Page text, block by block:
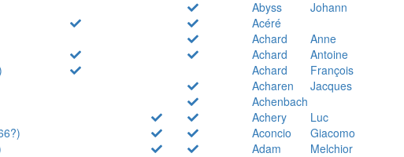
Abyss
Johann
Acéré
Achard
Anne
Achard
Antoine
Achard
François
Acharen
Jacques
Achenbach
Achery
Luc
Aconcio
Giacomo
Adam
Melchior